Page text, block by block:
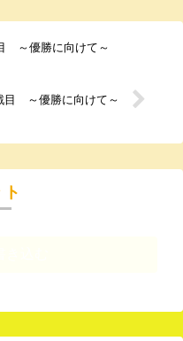
～優勝に向けて～
～優勝に向けて～